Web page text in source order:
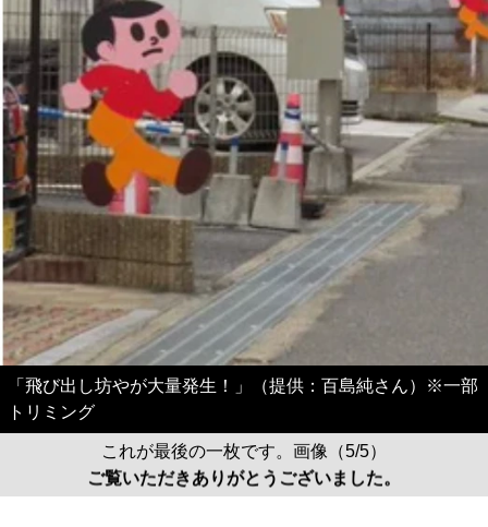
「飛び出し坊やが大量発生！」（提供：百島純さん）※一部
トリミング
これが最後の一枚です。画像（5/5）
ご覧いただきありがとうございました。